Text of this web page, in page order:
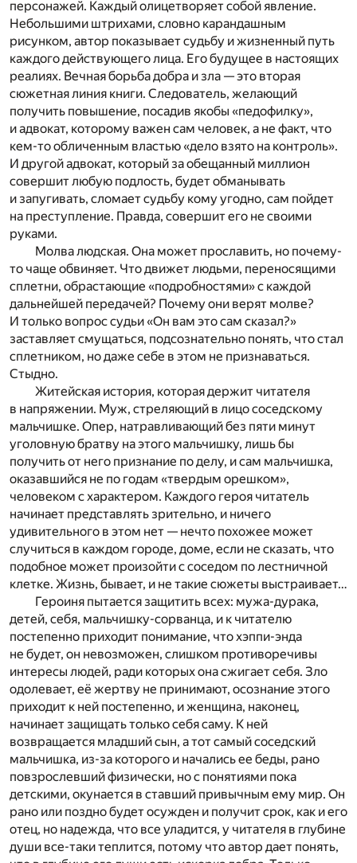
персонажей. Каждый олицетворяет собой явление.
Небольшими штрихами, словно карандашным
рисунком, автор показывает судьбу и жизненный путь
каждого действующего лица. Его будущее в настоящих
реалиях. Вечная борьба добра и зла — это вторая
сюжетная линия книги. Следователь, желающий
получить повышение, посадив якобы «педофилку»,
и адвокат, которому важен сам человек, а не факт, что
кем-то обличенным властью «дело взято на контроль».
И другой адвокат, который за обещанный миллион
совершит любую подлость, будет обманывать
и запугивать, сломает судьбу кому угодно, сам пойдет
на преступление. Правда, совершит его не своими
руками.
Молва людская. Она может прославить, но почему-
то чаще обвиняет. Что движет людьми, переносящими
сплетни, обрастающие «подробностями» с каждой
дальнейшей передачей? Почему они верят молве?
И только вопрос судьи «Он вам это сам сказал?»
заставляет смущаться, подсознательно понять, что стал
сплетником, но даже себе в этом не признаваться.
Стыдно.
Житейская история, которая держит читателя
в напряжении. Муж, стреляющий в лицо соседскому
мальчишке. Опер, натравливающий без пяти минут
уголовную братву на этого мальчишку, лишь бы
получить от него признание по делу, и сам мальчишка,
оказавшийся не по годам «твердым орешком»,
человеком с характером. Каждого героя читатель
начинает представлять зрительно, и ничего
удивительного в этом нет — нечто похожее может
случиться в каждом городе, доме, если не сказать, что
подобное может произойти с соседом по лестничной
клетке. Жизнь, бывает, и не такие сюжеты выстраивает…
Героиня пытается защитить всех: мужа-дурака,
детей, себя, мальчишку-сорванца, и к читателю
постепенно приходит понимание, что хэппи-энда
не будет, он невозможен, слишком противоречивы
интересы людей, ради которых она сжигает себя. Зло
одолевает, её жертву не принимают, осознание этого
приходит к ней постепенно, и женщина, наконец,
начинает защищать только себя саму. К ней
возвращается младший сын, а тот самый соседский
мальчишка, из-за которого и начались ее беды, рано
повзрослевший физически, но с понятиями пока
детскими, окунается в ставший привычным ему мир. Он
рано или поздно будет осужден и получит срок, как и его
отец, но надежда, что все уладится, у читателя в глубине
души все-таки теплится, потому что автор дает понять,